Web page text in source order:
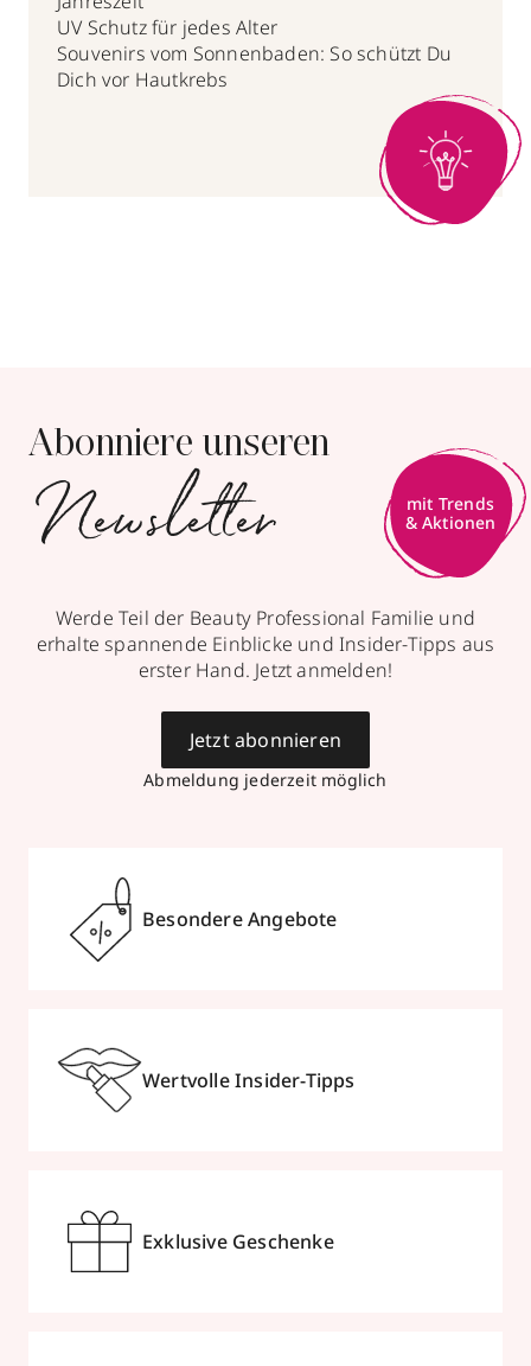
UV Schutz für jedes Alter
Souvenirs vom Sonnenbaden: So schützt Du
Dich vor Hautkrebs
Abonniere unseren
Newsletter
mit Trends
& Aktionen
Werde Teil der Beauty Professional Familie und
erhalte spannende Einblicke und Insider-Tipps aus
erster Hand. Jetzt anmelden!
Abmeldung jederzeit möglich
Jetzt abonnieren
Besondere Angebote
Wertvolle Insider-Tipps
Exklusive Geschenke